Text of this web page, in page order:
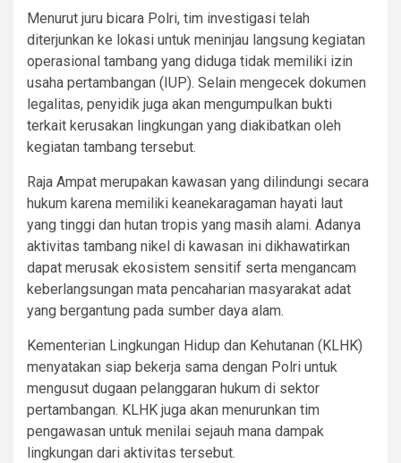
Menurut juru bicara Polri, tim investigasi telah
diterjunkan ke lokasi untuk meninjau langsung kegiatan
operasional tambang yang diduga tidak memiliki izin
usaha pertambangan (IUP). Selain mengecek dokumen
legalitas, penyidik juga akan mengumpulkan bukti
terkait kerusakan lingkungan yang diakibatkan oleh
kegiatan tambang tersebut.
Raja Ampat merupakan kawasan yang dilindungi secara
hukum karena memiliki keanekaragaman hayati laut
yang tinggi dan hutan tropis yang masih alami. Adanya
aktivitas tambang nikel di kawasan ini dikhawatirkan
dapat merusak ekosistem sensitif serta mengancam
keberlangsungan mata pencaharian masyarakat adat
yang bergantung pada sumber daya alam.
Kementerian Lingkungan Hidup dan Kehutanan (KLHK)
menyatakan siap bekerja sama dengan Polri untuk
mengusut dugaan pelanggaran hukum di sektor
pertambangan. KLHK juga akan menurunkan tim
pengawasan untuk menilai sejauh mana dampak
lingkungan dari aktivitas tersebut.